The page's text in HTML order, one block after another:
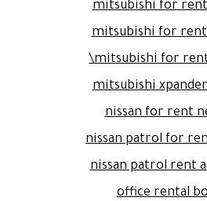
mitsubishi for
mitsubishi for
mitsubishi for
mitsubishi
nissan for rent
nissan patrol for
nissan patrol rent
office rental